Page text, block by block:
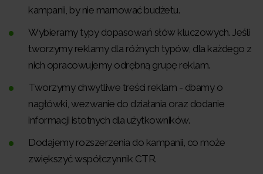
kampanii, by nie marnować budżetu.
Wybieramy typy dopasowań słów kluczowych. Jeśli
tworzymy reklamy dla różnych typów, dla każdego z
nich opracowujemy odrębną grupę reklam.
Tworzymy chwytliwe treści reklam - dbamy o
nagłówki, wezwanie do działania oraz dodanie
informacji istotnych dla użytkowników.
Dodajemy rozszerzenia do kampanii, co może
zwiększyć współczynnik CTR.